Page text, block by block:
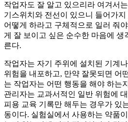
작업자도 잘 알고 있으리라 여겨서
기스위치와 전선이 있으니 들어가
어떻게 하라고 구체적으로 일러 줘
게 잘 보이고 싶은 순수한 마음에 생
른다.
작업자는 자기 주위에 설치된 기계
위험을 내포하고, 만약 잘못되면 어
는 작업자는 어떤 행동을 해야 하는
관리자는 교과서적인 일반 위험에
피용 교육 기록만 해두는 경우가 있
동이다. 실험실에서 사용하는 약품